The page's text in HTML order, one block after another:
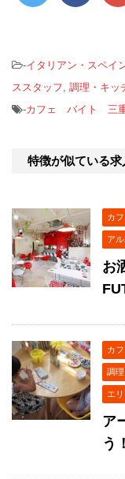
-イタリアン・スペイ
ススタッフ 調理・キッ
-カフェ バイト 三
特徴が似ている求
カフ
ア
お
カフ
調
エ
ア
う